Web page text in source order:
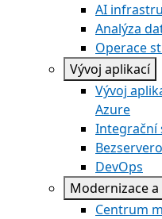
AI
Analýza
Operace
Vývoj aplikací
Vývoj
Azure
Integrační
DevOps
Modernizace
Centrum